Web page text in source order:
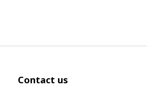
Contact us